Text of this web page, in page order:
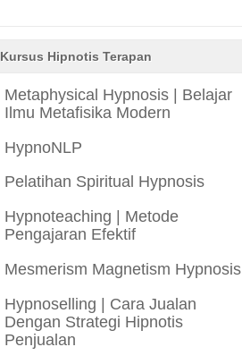
Kursus Hipnotis Terapan
Metaphysical Hypnosis | Belajar
Ilmu Metafisika Modern
HypnoNLP
Pelatihan Spiritual Hypnosis
Hypnoteaching | Metode
Pengajaran Efektif
Mesmerism Magnetism Hypnosis
Hypnoselling | Cara Jualan
Dengan Strategi Hipnotis
Penjualan